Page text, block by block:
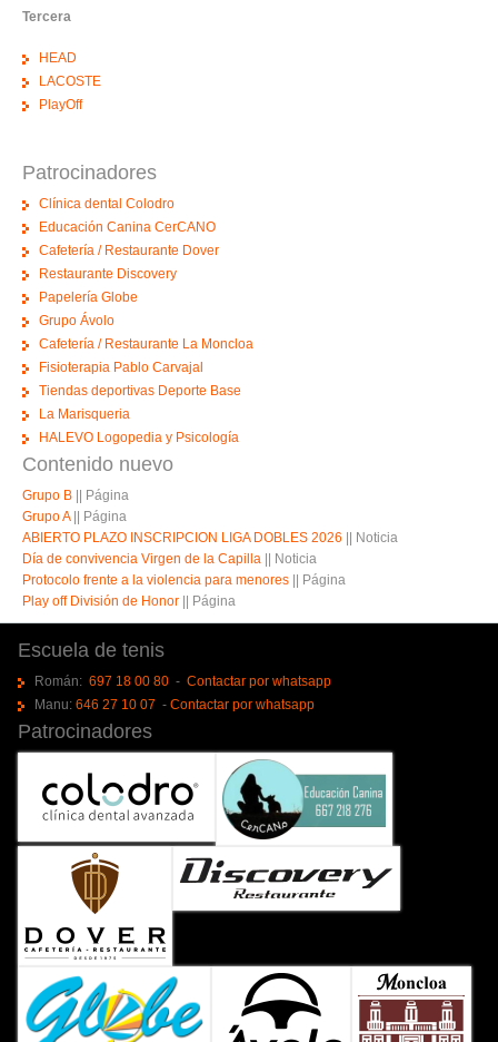
Tercera
HEAD
LACOSTE
PlayOff
Patrocinadores
Clínica dental Colodro
Educación Canina CerCANO
Cafetería / Restaurante Dover
Restaurante Discovery
Papelería Globe
Grupo Ávolo
Cafetería / Restaurante La Moncloa
Fisioterapia Pablo Carvajal
Tiendas deportivas Deporte Base
La Marisqueria
HALEVO Logopedia y Psicología
Contenido nuevo
Grupo B
Página
Grupo A
Página
ABIERTO PLAZO INSCRIPCION LIGA DOBLES 2026
Noticia
Día de convivencia Virgen de la Capilla
Noticia
Protocolo frente a la violencia para menores
Página
Play off División de Honor
Página
Escuela de tenis
Román: 697 18 00 80- Contactar por whatsapp
Manu: 646 27 10 07 - Contactar por whatsapp
Patrocinadores